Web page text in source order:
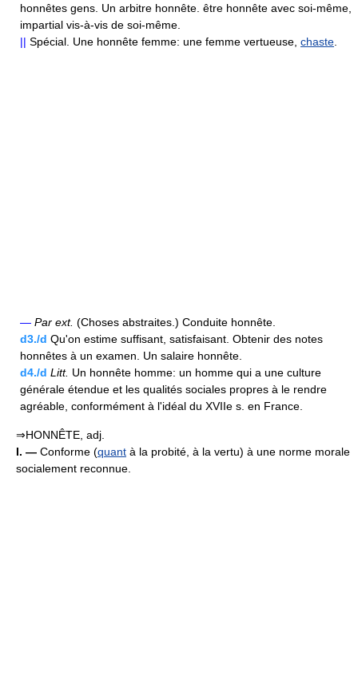
honnêtes gens. Un arbitre honnête. être honnête avec soi-même,
impartial vis-à-vis de soi-même.
|| Spécial. Une honnête femme: une femme vertueuse, chaste
— Par ext. (Choses abstraites.) Conduite honnête.
d3./d Qu'on estime suffisant, satisfaisant. Obtenir des notes
honnêtes à un examen. Un salaire honnête.
d4./d Litt. Un honnête homme: un homme qui a une culture
générale étendue et les qualités sociales propres à le rendre
agréable, conformément à l'idéal du XVIIe s. en France.
⇒HONNÊTE, adj.
I. — Conforme (quant à la probité, à la vertu) à une norme morale
socialement reconnue.